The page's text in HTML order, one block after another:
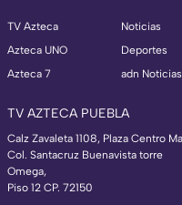
TV Azteca
Azteca UNO
Azteca 7
Noticias
Deportes
adn Noticias
TV AZTECA PUEBLA
Calz Zavaleta 1108, Plaza Centro
Col. Santacruz Buenavista torre
Omega,
Piso 12 CP. 72150